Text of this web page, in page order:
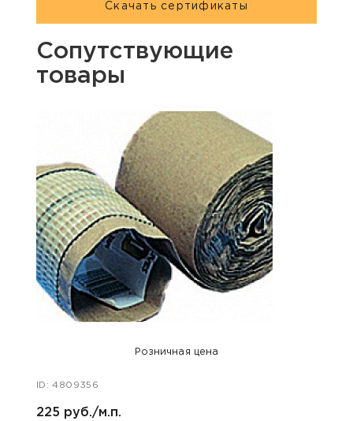
Скачать сертификаты
Сопутствующие
товары
Розничная цена
ID: 4809356
225 руб./м.п.